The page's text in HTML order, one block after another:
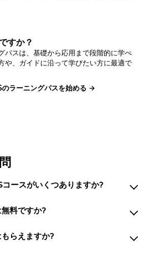
すか？
パスは、基礎から応用まで段階的に学べ
や、ガイドに沿って学びたい方に最適で
のラーニングパスを始める →
ースがいくつありますか?
料ですか?
らえますか?